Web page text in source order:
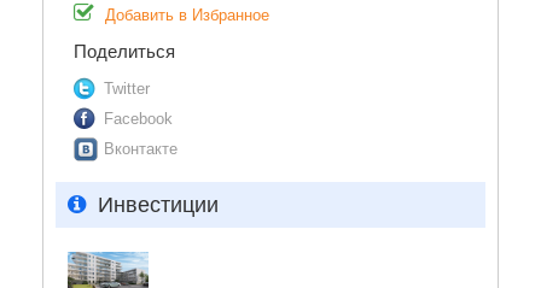
Добавить в Избранное
Поделиться
Twitter
Facebook
Вконтакте
Инвестиции